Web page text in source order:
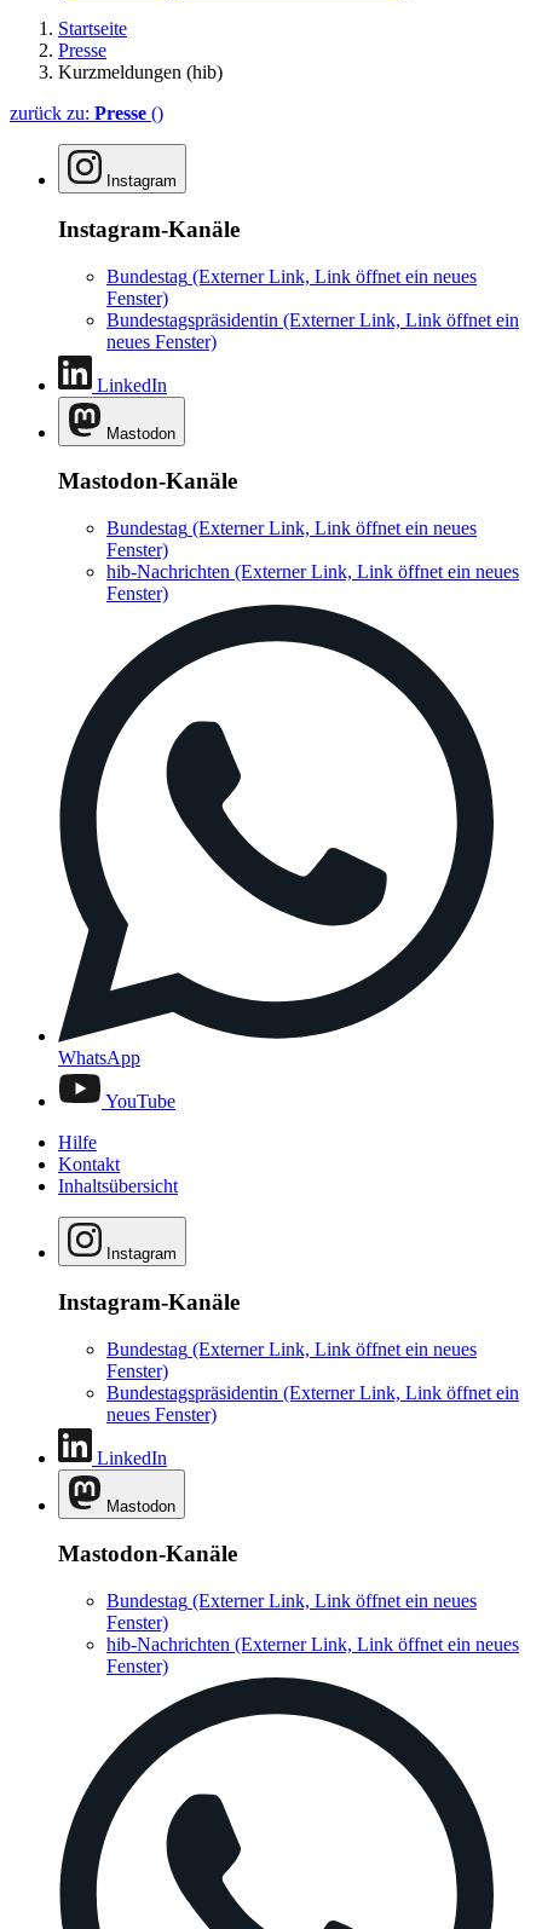
Startseite
Presse
Kurzmeldungen (hib)
zurück zu: Presse ()
Instagram
Instagram-Kanäle
Bundestag (Externer Link, Link öffnet ein neues
Fenster)
Bundestagspräsidentin (Externer Link, Link öffnet ein
neues Fenster)
LinkedIn
Mastodon
Mastodon-Kanäle
Bundestag (Externer Link, Link öffnet ein neues
Fenster)
hib-Nachrichten (Externer Link, Link öffnet ein neues
Fenster)
WhatsApp
YouTube
Hilfe
Kontakt
Inhaltsübersicht
Instagram
Instagram-Kanäle
Bundestag (Externer Link, Link öffnet ein neues
Fenster)
Bundestagspräsidentin (Externer Link, Link öffnet ein
neues Fenster)
LinkedIn
Mastodon
Mastodon-Kanäle
Bundestag (Externer Link, Link öffnet ein neues
Fenster)
hib-Nachrichten (Externer Link, Link öffnet ein neues
Fenster)